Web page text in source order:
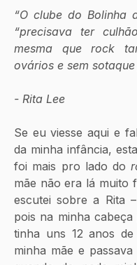
“O clube do Bolinha
“precisava ter
mesma que rock
ovários e sem
- Rita Lee
Se eu viesse aqui e
da minha infância,
foi mais pro lado do
mãe não era lá muito
escutei sobre a Rita
pois na minha
tinha uns 12 anos
minha mãe e